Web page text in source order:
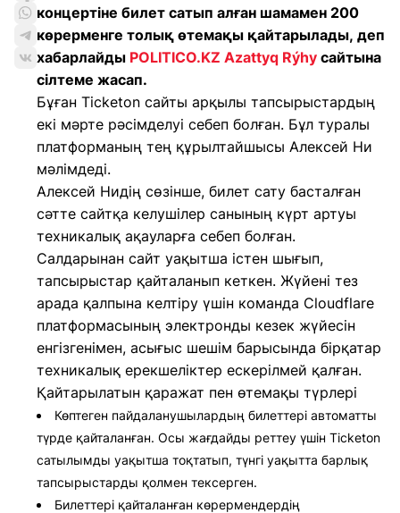
концертіне билет сатып алған шамамен 200
көрерменге толық өтемақы қайтарылады, деп
хабарлайды POLITICO.KZ Azattyq Rýhy сайтына
сілтеме жасап.
Бұған Ticketon сайты арқылы тапсырыстардың
екі мәрте рәсімделуі себеп болған. Бұл туралы
платформаның тең құрылтайшысы Алексей Ни
мәлімдеді.
Алексей Нидің сөзінше, билет сату басталған
сәтте сайтқа келушілер санының күрт артуы
техникалық ақауларға себеп болған.
Салдарынан сайт уақытша істен шығып,
тапсырыстар қайталанып кеткен. Жүйені тез
арада қалпына келтіру үшін команда Cloudflare
платформасының электронды кезек жүйесін
енгізгенімен, асығыс шешім барысында бірқатар
техникалық ерекшеліктер ескерілмей қалған.
Қайтарылатын қаражат пен өтемақы түрлері
Көптеген пайдаланушылардың билеттері автоматты
түрде қайталанған. Осы жағдайды реттеу үшін Ticketon
сатылымды уақытша тоқтатып, түнгі уақытта барлық
тапсырыстарды қолмен тексерген.
Билеттері қайталанған көрермендердің